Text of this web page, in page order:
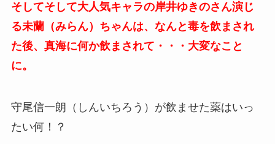
そしてそして大人気キャラの岸井ゆきのさん演じ
る未蘭（みらん）ちゃんは、なんと毒を飲まされ
た後、真海に何か飲まされて・・・大変なこと
に。
守尾信一朗（しんいちろう）が飲ませた薬はいっ
たい何！？